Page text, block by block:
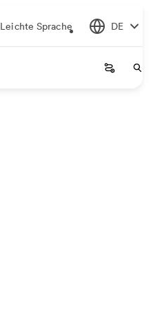
Leichte Sprache DE
Startseite